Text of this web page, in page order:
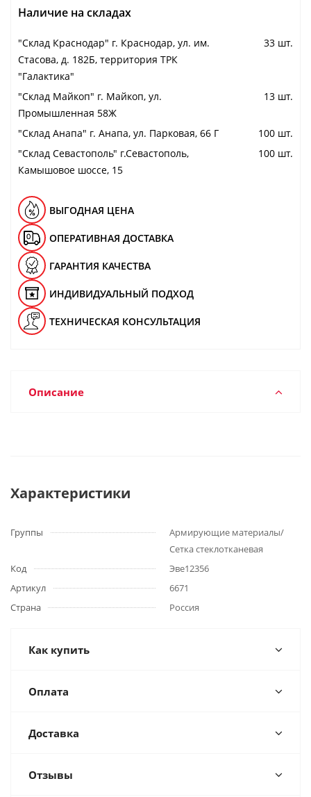
Наличие на складах
"Cклад Краснодар" г. Краснодар, ул. им.
Стасова, д. 182Б, территория ТРК
"Галактика"
33 шт.
"Cклад Майкоп" г. Майкоп, ул.
Промышленная 58Ж
13 шт.
"Cклад Анапа" г. Анапа, ул. Парковая, 66 Г
100 шт.
"Cклад Севастополь" г.Севастополь,
Камышовое шоссе, 15
100 шт.
ВЫГОДНАЯ ЦЕНА
ОПЕРАТИВНАЯ ДОСТАВКА
ГАРАНТИЯ КАЧЕСТВА
ИНДИВИДУАЛЬНЫЙ ПОДХОД
ТЕХНИЧЕСКАЯ КОНСУЛЬТАЦИЯ
Описание
Характеристики
Группы
Армирующие материалы/
Сетка стеклотканевая
Код
Эве12356
Артикул
6671
Страна
Россия
Как купить
Оплата
Доставка
Отзывы